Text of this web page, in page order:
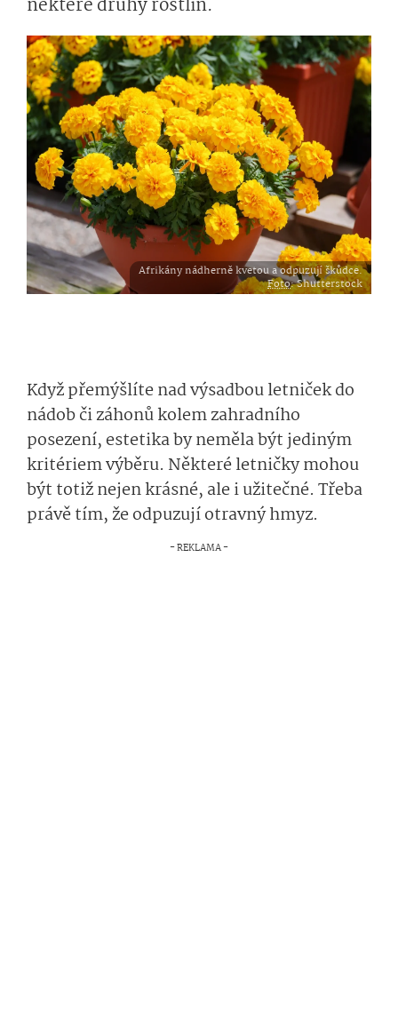
některé druhy rostlin.
Afrikány nádherně kvetou a odpuzují škůdce.
Foto: Shutterstock
Když přemýšlíte nad výsadbou letniček do
nádob či záhonů kolem zahradního
posezení, estetika by neměla být jediným
kritériem výběru. Některé letničky mohou
být totiž nejen krásné, ale i užitečné. Třeba
právě tím, že odpuzují otravný hmyz.